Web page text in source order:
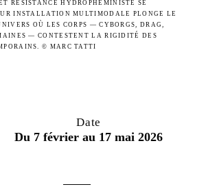
RÉSISTANCE HYDROPHÉMINISTE SE
INSTALLATION MULTIMODALE PLONGE LE
OÙ LES CORPS — CYBORGS, DRAG,
— CONTESTENT LA RIGIDITÉ DES
© MARC TATTI
Date
Du 7 février au 17 mai 2026